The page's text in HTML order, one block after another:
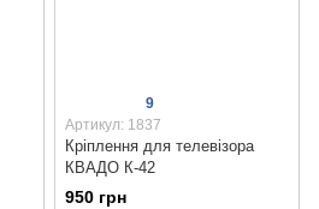
9
Артикул: 1837
Кріплення для телевізора
КВАДО К-42
950 грн